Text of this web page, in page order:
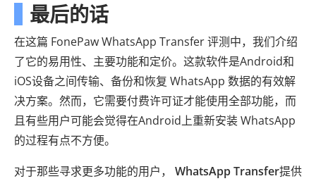
最后的话
在这篇 FonePaw WhatsApp Transfer 评测中，我们介绍
了它的易用性、主要功能和定价。这款软件是Android和
iOS设备之间传输、备份和恢复 WhatsApp 数据的有效解
决方案。然而，它需要付费许可证才能使用全部功能，而
且有些用户可能会觉得在Android上重新安装 WhatsApp
的过程有点不方便。
对于那些寻求更多功能的用户， WhatsApp Transfer提供